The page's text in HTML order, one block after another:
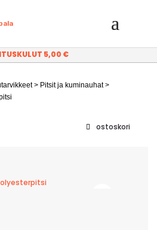
5,00 €
> Pitsit ja kuminauhat>
ostoskori